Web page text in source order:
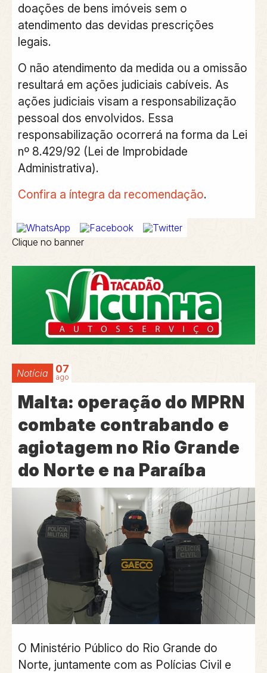
doações de bens imóveis sem o
atendimento das devidas prescrições
legais.
O não atendimento da medida ou a omissão
resultará em ações judiciais cabíveis. As
ações judiciais visam a responsabilização
pessoal dos envolvidos. Essa
responsabilização ocorrerá na forma da Lei
nº 8.429/92 (Lei de Improbidade
Administrativa).
Confira a íntegra da recomendação.
Clique no banner
Notícia 07
ago
Malta: operação do MPRN
combate contrabando e
agiotagem no Rio Grande
do Norte e na Paraíba
O Ministério Público do Rio Grande do
Norte, juntamente com as Polícias Civil e